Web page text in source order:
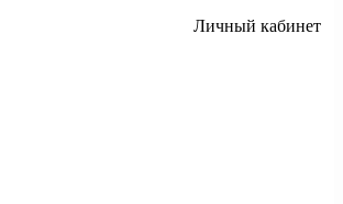
Личный кабинет